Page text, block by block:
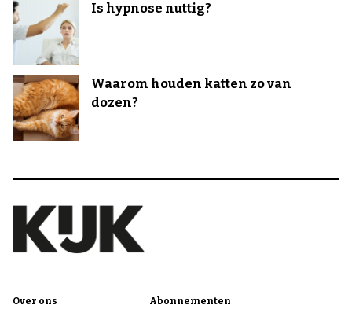
Is hypnose nuttig?
Waarom houden katten zo van
dozen?
Over ons Abonnementen